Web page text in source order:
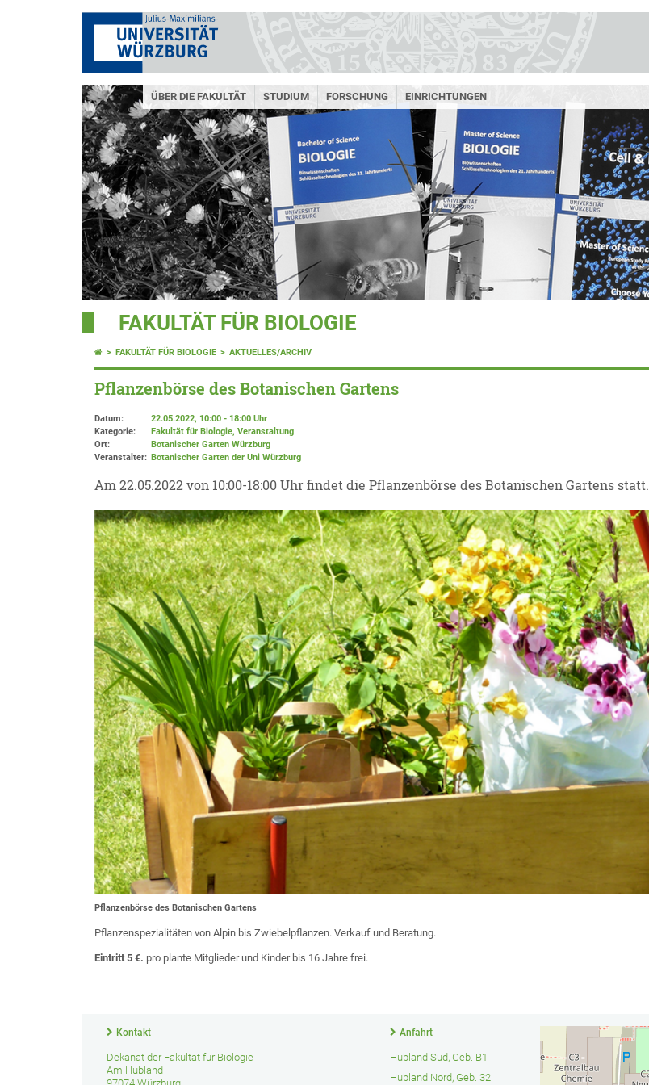
ÜBER DIE FAKULTÄT STUDIUM FORSCHUNG EINRICHTUNGEN
FAKULTÄT FÜR BIOLOGIE
FAKULTÄT FÜR BIOLOGIE AKTUELLES/ARCHIV
Pflanzenbörse des Botanischen Gartens
Datum:
22.05.2022, 10:00 - 18:00 Uhr
Kategorie:
Fakultät für Biologie, Veranstaltung
Ort:
Botanischer Garten Würzburg
Veranstalter: Botanischer Garten der Uni Würzburg
Am 22.05.2022 von 10:00-18:00 Uhr findet die Pflanzenbörse des Botanischen Gartens statt.
Pflanzenbörse des Botanischen Gartens
Pflanzenspezialitäten von Alpin bis Zwiebelpflanzen. Verkauf und Beratung.
Eintritt 5 €. pro plante Mitglieder und Kinder bis 16 Jahre frei.
Kontakt
Dekanat der Fakultät für Biologie
Am Hubland
Anfahrt
Hubland Süd, Geb. B1
Hubland Nord, Geb. 32